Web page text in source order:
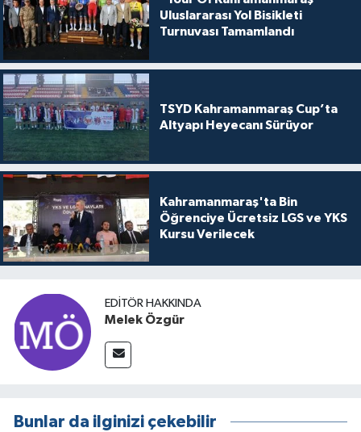
Uluslararası Yol Bisikleti
Turnuvası Tamamlandı
TSYD Kahramanmaraş Cup’ta
Altyapı Heyecanı Sürüyor
Kahramanmaraş'ta Bin
Öğrenciye Ücretsiz LGS ve YKS
Kursu Verilecek
EDITÖR HAKKINDA
Melek Özgür
Bunlar da ilginizi çekebilir